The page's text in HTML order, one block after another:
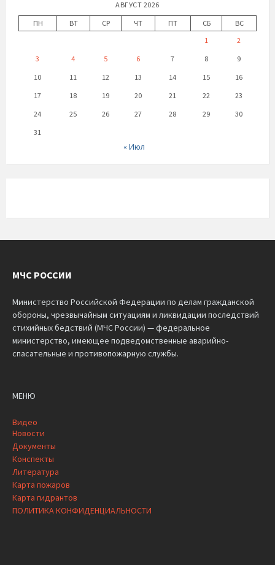
АВГУСТ 2026
ПН
ВТ СР ЧТ ПТ СБ
ВС
1
2
3
4 5 6 7 8
9
10
11 12 13 14 15
16
17
18 19 20 21 22
23
24
25 26 27 28 29
30
31
« Июл
МЧС РОССИИ
Министерство Российской Федерации по делам гражданской
обороны, чрезвычайным ситуациям и ликвидации последствий
стихийных бедствий (МЧС России) — федеральное
министерство, имеющее подведомственные аварийно-
спасательные и противопожарную службы.
МЕНЮ
Видео
Новости
Документы
Конспекты
Литература
Карта пожаров
Карта гидрантов
ПОЛИТИКА КОНФИДЕНЦИАЛЬНОСТИ